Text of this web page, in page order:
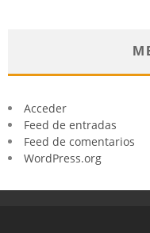
Acceder
Feed de entradas
Feed de comentarios
WordPress.org